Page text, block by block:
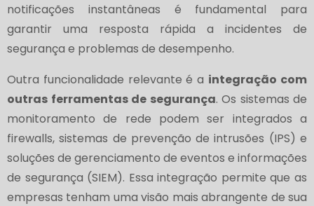
notificações instantâneas é fundamental para
garantir uma resposta rápida a incidentes de
segurança e problemas de desempenho.
Outra funcionalidade relevante é a integração com
outras ferramentas de segurança. Os sistemas de
monitoramento de rede podem ser integrados a
firewalls, sistemas de prevenção de intrusões (IPS) e
soluções de gerenciamento de eventos e informações
de segurança (SIEM). Essa integração permite que as
empresas tenham uma visão mais abrangente de sua